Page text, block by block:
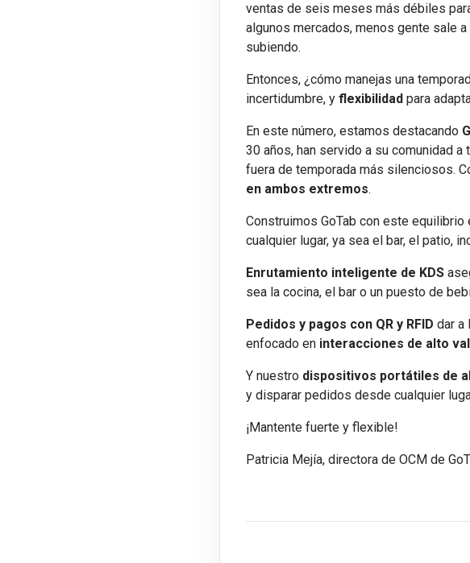
ventas de seis meses más débiles
algunos mercados, menos gente sale
subiendo.
Entonces, ¿cómo manejas una
incertidumbre, y flexibilidad para
En este número, estamos destacando
30 años, han servido a su comunidad
fuera de temporada más silenciosos.
en ambos extremos.
Construimos GoTab con este equilibrio
cualquier lugar, ya sea el bar, el patio,
Enrutamiento inteligente de KDS
sea la cocina, el bar o un puesto de
Pedidos y pagos con QR y RFID dar a
enfocado en interacciones de alto
Y nuestro dispositivos portátiles de
y disparar pedidos desde cualquier
¡Mantente fuerte y flexible!
Patricia Mejía, directora de OCM de